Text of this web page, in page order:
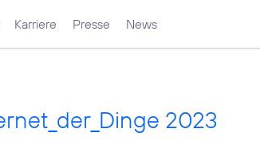
Karriere Presse News
2023